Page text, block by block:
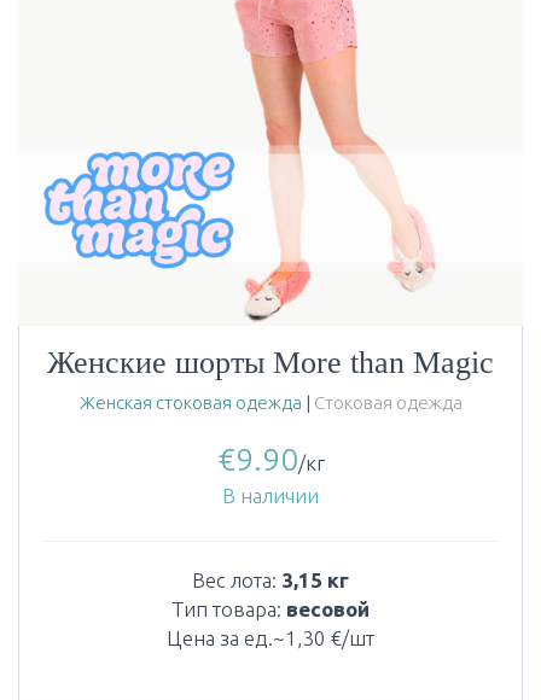
Женские шорты More than Magic
Женская стоковая одежда | Стоковая одежда
€9.90/кг
В наличии
Вес лота: 3,15 кг
Тип товара: весовой
Цена за ед.~1,30 €/шт